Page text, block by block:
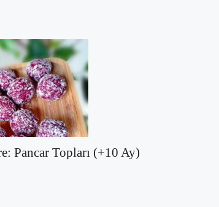
Pancar Topları (+10 Ay)